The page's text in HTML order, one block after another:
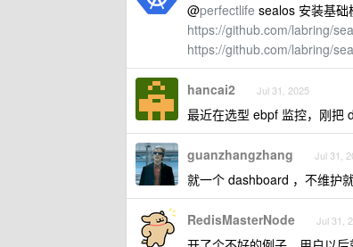
@perfectlife sealos 安装基础
https://github.com/labring/
https://github.com/labring/
hancai2 Jul 31, 2025
最近在选型 ebpf 监控，刚把
guanzhangzhang Jul 31,
就一个 dashboard ，不维护
RedisMasterNode Jul 31,